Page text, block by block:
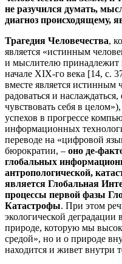
не разучился думать,
диагноз происходящему,
Трагедия Человечества,
является «истинным
и мыслителю принадлежит
начале XIX-го века [14, с.
вместе является истинным
радоваться и
чувствовать себя в целом»),
успехов в прогрессе
информационных
переводе на «цифровой
бюрократии, – оно де-
глобальных
антропологической,
является Глобальная
процессы первой фазы
Катастрофы. При этом
экологической
природе, которую мы
средой», но и о природе
находится и живет внутри